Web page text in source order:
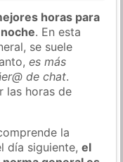
horas para
. En esta
se suele
es más
de chat.
las horas de
la
día siguiente,el